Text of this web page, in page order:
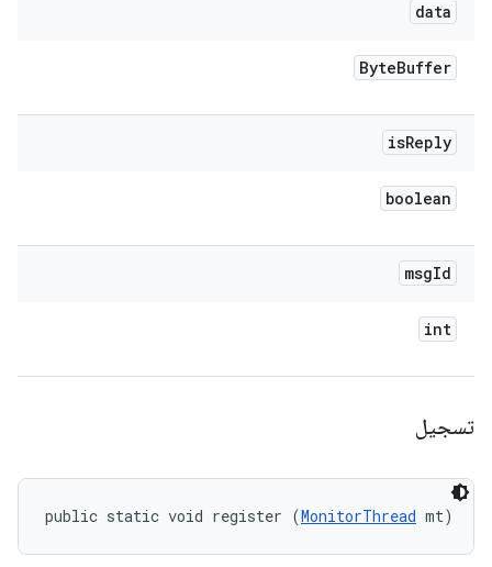
data
ByteBuffer
isReply
boolean
msgId
int
تسجيل
public static void register (MonitorThread mt)